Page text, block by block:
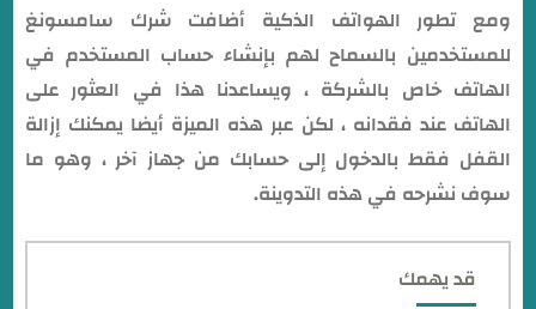
ومع تطور الهواتف الذكية أضافت شرك سامسونغ
للمستخدمين بالسماح لهم بإنشاء حساب المستخدم في
الهاتف خاص بالشركة ، ويساعدنا هذا في العثور على
الهاتف عند فقدانه ، لكن عبر هذه الميزة أيضا يمكنك إزالة
القفل فقط بالدخول إلى حسابك من جهاز آخر ، وهو ما
سوف نشرحه في هذه التدوينة.
قد يهمك